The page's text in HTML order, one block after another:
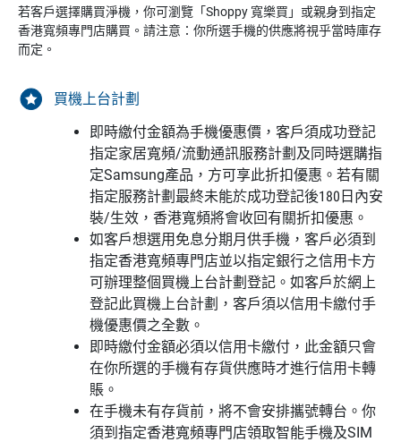
若客戶選擇購買淨機，你可瀏覽「Shoppy 寬樂買」或親身到指定
香港寬頻專門店購買。請注意：你所選手機的供應將視乎當時庫存
而定。
買機上台計劃
即時繳付金額為手機優惠價，客戶須成功登記
指定家居寬頻/流動通訊服務計劃及同時選購指
定Samsung產品，方可享此折扣優惠。若有關
指定服務計劃最終未能於成功登記後180日內安
裝/生效，香港寬頻將會收回有關折扣優惠。
如客戶想選用免息分期月供手機，客戶必須到
指定香港寬頻專門店並以指定銀行之信用卡方
可辦理整個買機上台計劃登記。如客戶於網上
登記此買機上台計劃，客戶須以信用卡繳付手
機優惠價之全數。
即時繳付金額必須以信用卡繳付，此金額只會
在你所選的手機有存貨供應時才進行信用卡轉
賬。
在手機未有存貨前，將不會安排攜號轉台。你
須到指定香港寬頻專門店領取智能手機及SIM